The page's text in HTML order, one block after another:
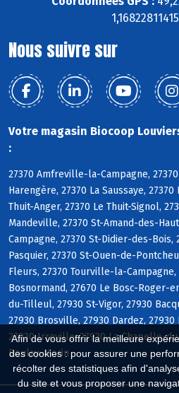
Afin de vous offrir la meilleure
des cookies : pour assurer une
récolter des statistiques afin
du site et vous proposer une
Nous suivre sur
Votre magasin Biocoop
:
27370 Amfreville-la-Campagne,
Harengère, 27370 La Saussaye, 27370
Thuit-Anger, 27370 Le Thuit-Signol,
Mandeville, 27370 St-Amand-des-
Campagne, 27370 St-Didier-des-Bois,
Pasquier, 27370 St-Ouen-de-
Fleurs, 27370 Tourville-la-Campagne,
Bosnormand, 27670 Le Bosc-Roger-
du-Tilleul, 27930 St-Vigor, 27930
27930 Brosville, 27930 Dardez,
27930 Irreville, 27930 La Chapelle-
Boulay-Morin